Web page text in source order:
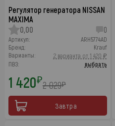
Регулятор генератора NISSAN
MAXIMA
0,00
0
Артикул:
ARH5774AD
Бренд:
Krauf
Варианты:
2 варианта от 1 420 ₽
ПВЗ:
выбрать
1 420₽2 029₽
Завтра